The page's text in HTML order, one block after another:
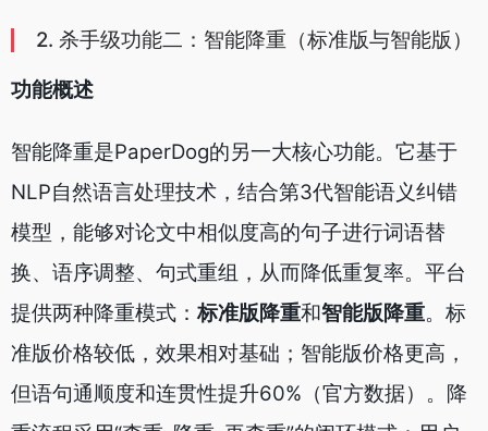
2. 杀手级功能二：智能降重（标准版与智能版）
功能概述
智能降重是PaperDog的另一大核心功能。它基于
NLP自然语言处理技术，结合第3代智能语义纠错
模型，能够对论文中相似度高的句子进行词语替
换、语序调整、句式重组，从而降低重复率。平台
提供两种降重模式：标准版降重和智能版降重。标
准版价格较低，效果相对基础；智能版价格更高，
但语句通顺度和连贯性提升60%（官方数据）。降